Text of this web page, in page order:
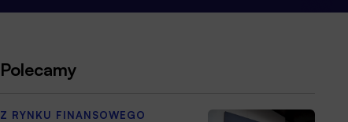
Polecamy
Z RYNKU FINANSOWEGO